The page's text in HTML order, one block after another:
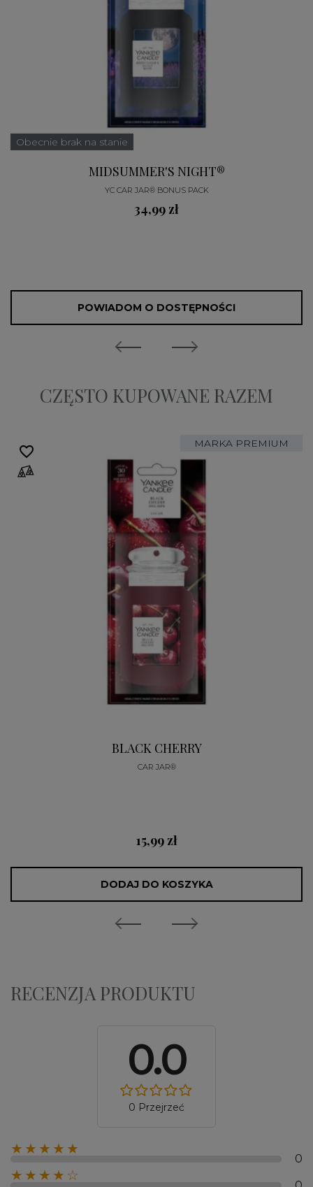
Obecnie brak na stanie
MIDSUMMER'S NIGHT®
YC CAR JAR® BONUS PACK
34,99 zł
POWIADOM O DOSTĘPNOŚCI
CZĘSTO KUPOWANE RAZEM
MARKA PREMIUM
BLACK CHERRY
CAR JAR®
15,99 zł
DODAJ DO KOSZYKA
favorite_border
RECENZJA PRODUKTU
0.0
0 Przejrzeć
★★★★★
0
★★★★☆